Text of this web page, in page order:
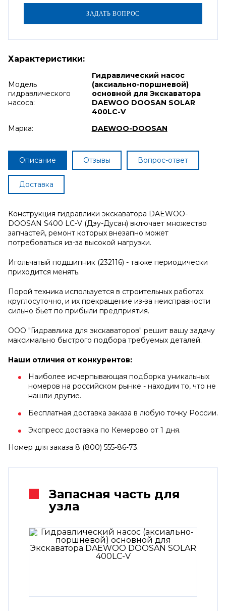
Характеристики:
Модель
гидравлического
насоса:
Гидравлический насос
(аксиально-поршневой)
основной для Экскаватора
DAEWOO DOOSAN SOLAR
400LC-V
Марка:
DAEWOO-DOOSAN
Описание Отзывы Вопрос-ответ
Доставка
Конструкция гидравлики экскаватора DAEWOO-
DOOSAN S400 LC-V (Дэу-Дусан) включает множество
запчастей, ремонт которых внезапно может
потребоваться из-за высокой нагрузки.
Игольчатый подшипник (232116) - также периодически
приходится менять.
Порой техника используется в строительных работах
круглосуточно, и их прекращение из-за неисправности
сильно бьет по прибыли предприятия.
ООО "Гидравлика для экскаваторов" решит вашу задачу
максимально быстрого подбора требуемых деталей.
Наши отличия от конкурентов:
Наиболее исчерпывающая подборка уникальных
номеров на российском рынке - находим то, что не
нашли другие.
Бесплатная доставка заказа в любую точку России.
Экспресс доставка по Кемерово от 1 дня.
Номер для заказа 8 (800) 555-86-73.
Запасная часть для
узла